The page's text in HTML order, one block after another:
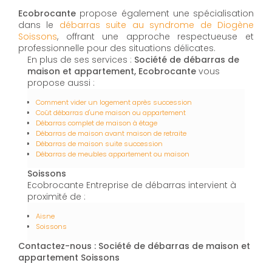
Ecobrocante propose également une spécialisation
dans le débarras suite au syndrome de Diogène
Soissons, offrant une approche respectueuse et
professionnelle pour des situations délicates.
En plus de ses services : Société de débarras de
maison et appartement, Ecobrocante vous
propose aussi :
Comment vider un logement après succession
Coût débarras d'une maison ou appartement
Débarras complet de maison à étage
Débarras de maison avant maison de retraite
Débarras de maison suite succession
Débarras de meubles appartement ou maison
Soissons
Ecobrocante Entreprise de débarras intervient à
proximité de :
Aisne
Soissons
Contactez-nous : Société de débarras de maison et
appartement Soissons